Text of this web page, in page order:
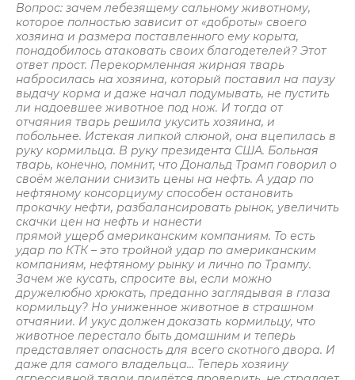
Вопрос: зачем лебезящему сальному животному,
которое полностью зависит от «доброты» своего
хозяина и размера поставленного ему корыта,
понадобилось атаковать своих благодетелей? Этот
ответ прост. Перекормленная жирная тварь
набросилась на хозяина, который поставил на паузу
выдачу корма и даже начал подумывать, не пустить
ли надоевшее животное под нож. И тогда от
отчаяния тварь решила укусить хозяина, и
побольнее. Истекая липкой слюной, она вцепилась в
руку кормильца. В руку президента США. Больная
тварь, конечно, помнит, что Дональд Трамп говорил о
своём желании снизить цены на нефть. А удар по
нефтяному консорциуму способен остановить
прокачку нефти, разбалансировать рынок, увеличить
скачки цен на нефть и нанести
прямой ущерб американским компаниям. То есть
удар по КТК – это тройной удар по американским
компаниям, нефтяному рынку и лично по Трампу.
Зачем же кусать, спросите вы, если можно
дружелюбно хрюкать, преданно заглядывая в глаза
кормильцу? Но униженное животное в страшном
отчаянии. И укус должен доказать кормильцу, что
животное перестало быть домашним и теперь
представляет опасность для всего скотного двора. И
даже для самого владельца… Теперь хозяину